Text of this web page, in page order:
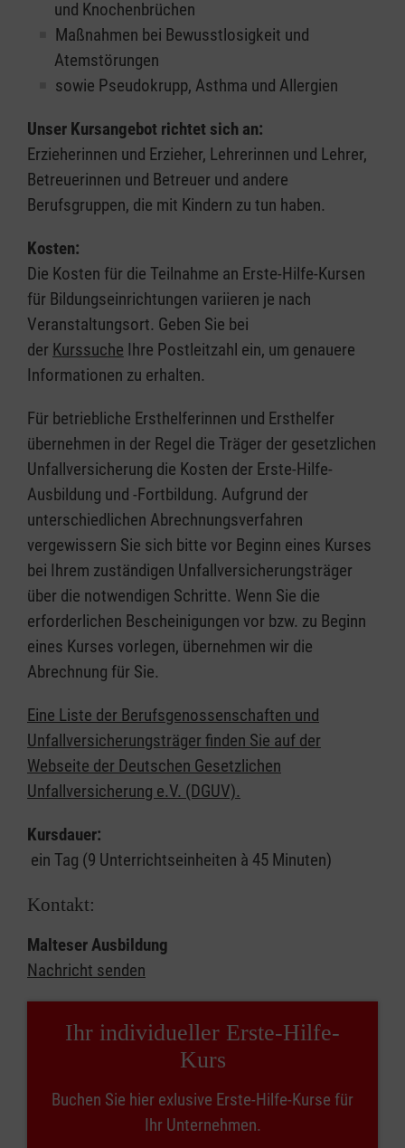
und Knochenbrüchen
Maßnahmen bei Bewusstlosigkeit und
Atemstörungen
sowie Pseudokrupp, Asthma und Allergien
Unser Kursangebot richtet sich an:
Erzieherinnen und Erzieher, Lehrerinnen und Lehrer,
Betreuerinnen und Betreuer und andere
Berufsgruppen, die mit Kindern zu tun haben.
Kosten:
Die Kosten für die Teilnahme an Erste-Hilfe-Kursen
für Bildungseinrichtungen variieren je nach
Veranstaltungsort. Geben Sie bei
der Kurssuche Ihre Postleitzahl ein, um genauere
Informationen zu erhalten.
Für betriebliche Ersthelferinnen und Ersthelfer
übernehmen in der Regel die Träger der gesetzlichen
Unfallversicherung die Kosten der Erste-Hilfe-
Ausbildung und -Fortbildung. Aufgrund der
unterschiedlichen Abrechnungsverfahren
vergewissern Sie sich bitte vor Beginn eines Kurses
bei Ihrem zuständigen Unfallversicherungsträger
über die notwendigen Schritte. Wenn Sie die
erforderlichen Bescheinigungen vor bzw. zu Beginn
eines Kurses vorlegen, übernehmen wir die
Abrechnung für Sie.
Eine Liste der Berufsgenossenschaften und
Unfallversicherungsträger finden Sie auf der
Webseite der Deutschen Gesetzlichen
Unfallversicherung e.V. (DGUV).
Kursdauer:
ein Tag (9 Unterrichtseinheiten à 45 Minuten)
Kontakt:
Malteser Ausbildung
Nachricht senden
Ihr individueller Erste-Hilfe-
Kurs
Buchen Sie hier exlusive Erste-Hilfe-Kurse für
Ihr Unternehmen.